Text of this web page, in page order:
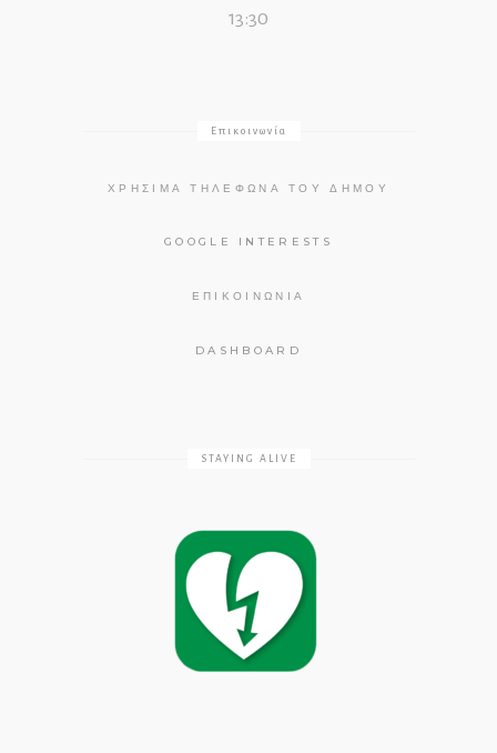
13:30
Επικοινωνία
ΧΡΉΣΙΜΑ ΤΗΛΈΦΩΝΑ ΤΟΥ ΔΉΜΟΥ
GOOGLE INTERESTS
ΕΠΙΚΟΙΝΩΝΊΑ
DASHBOARD
STAYING ALIVE